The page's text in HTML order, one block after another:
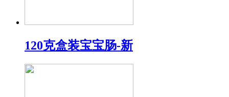
120克盒装宝宝肠-新